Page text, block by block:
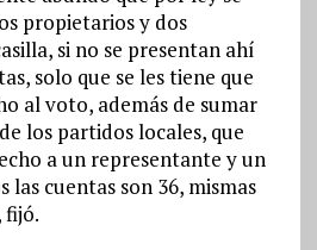
propietarios y dos
si no se presentan ahí
solo que se les tiene que
al voto, además de sumar
los partidos locales, que
a un representante y un
las cuentas son 36, mismas
fijó.